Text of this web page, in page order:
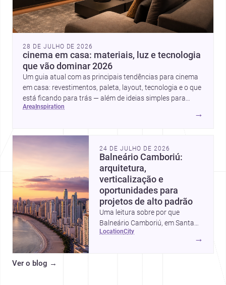
28 DE JULHO DE 2026
cinema em casa: materiais, luz e tecnologia
que vão dominar 2026
Um guia atual com as principais tendências para cinema
em casa: revestimentos, paleta, layout, tecnologia e o que
está ficando para trás — além de ideias simples para
atualizar sem reforma completa.
area inspiration
→
24 DE JULHO DE 2026
Balneário Camboriú:
arquitetura,
verticalização e
oportunidades para
projetos de alto padrão
Uma leitura sobre por que
Balneário Camboriú, em Santa
Catarina, virou referência em
location city
→
Ver o blog →